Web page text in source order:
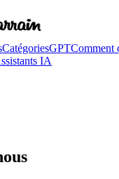
CatégoriesGPTComment
IA